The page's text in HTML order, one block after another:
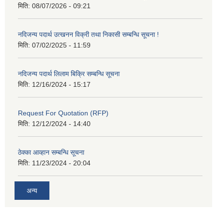
मिति: 08/07/2026 - 09:21
नदिजन्य पदार्थ उत्खनन विक्री तथा निकासी सम्बन्धि सूचना !
मिति: 07/02/2025 - 11:59
नदिजन्य पदार्थ लिलाम बिक्रि सम्बन्धि सूचना
मिति: 12/16/2024 - 15:17
Request For Quotation (RFP)
मिति: 12/12/2024 - 14:40
ठेक्का आव्हान सम्बन्धि सूचना
मिति: 11/23/2024 - 20:04
अन्य